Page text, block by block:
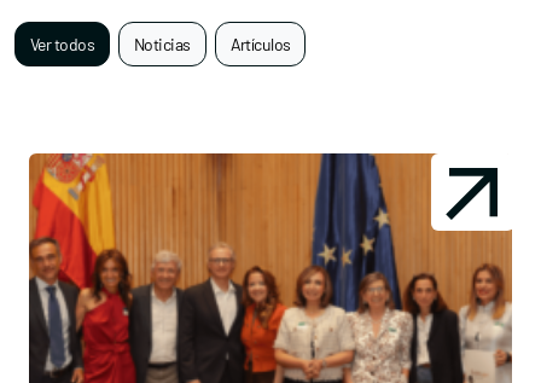
Ver todos Noticias Artículos